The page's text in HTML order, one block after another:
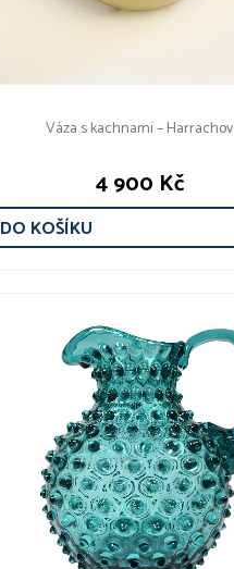
Váza s kachnami – Harrachov
4 900 Kč
DO KOŠÍKU